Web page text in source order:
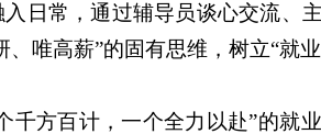
日常，通过辅导员谈心交流、
唯高薪”的固有思维，树立“就业
千方百计，一个全力以赴”的就